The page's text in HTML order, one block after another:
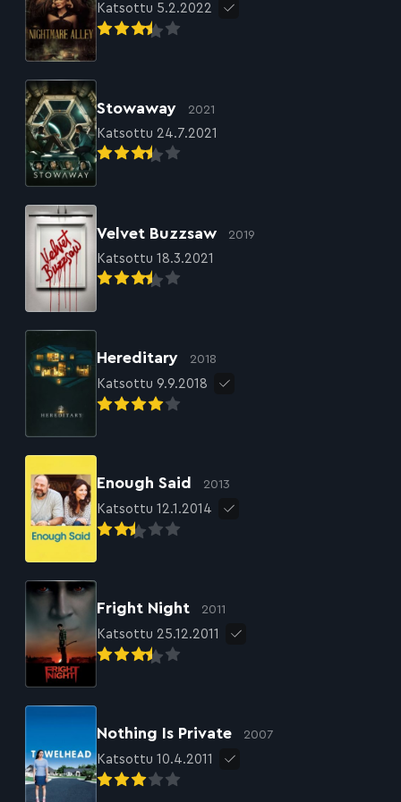
Katsottu 5.2.2022
Stowaway 2021
Katsottu 24.7.2021
Velvet Buzzsaw 2019
Katsottu 18.3.2021
Hereditary 2018
Katsottu 9.9.2018
Enough Said 2013
Katsottu 12.1.2014
Fright Night 2011
Katsottu 25.12.2011
Nothing Is Private 2007
Katsottu 10.4.2011